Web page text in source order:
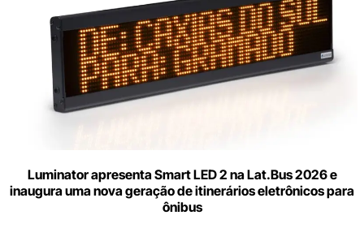
Luminator apresenta Smart LED 2 na Lat.Bus 2026 e
inaugura uma nova geração de itinerários eletrônicos para
ônibus